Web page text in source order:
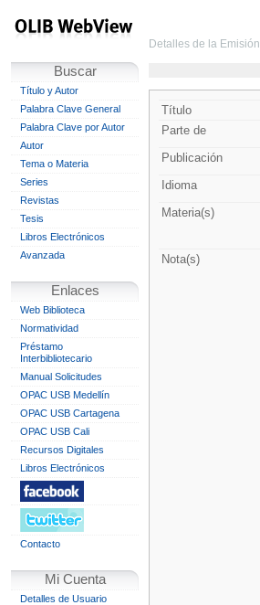
Buscar
Título y Autor
Palabra Clave General
Palabra Clave por Autor
Autor
Tema o Materia
Series
Revistas
Tesis
Libros Electrónicos
Avanzada
Enlaces
Web Biblioteca
Normatividad
Préstamo
Interbibliotecario
Manual Solicitudes
OPAC USB Medellín
OPAC USB Cartagena
OPAC USB Cali
Recursos Digitales
Libros Electrónicos
Contacto
Mi Cuenta
Detalles de Usuario
Detalles de la Emisión
Título
Parte de
Publicación
Idioma
Materia(s)
Nota(s)